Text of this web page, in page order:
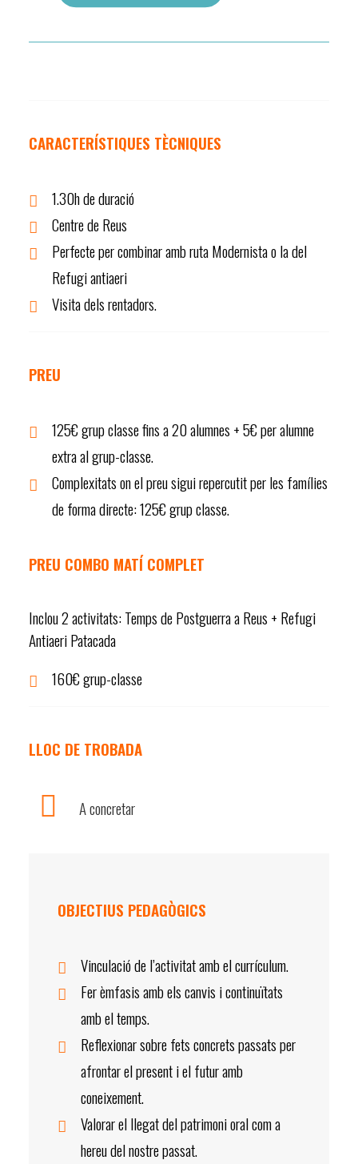
CARACTERÍSTIQUES TÈCNIQUES
1.30h de duració
Centre de Reus
Perfecte per combinar amb ruta Modernista o la del
Refugi antiaeri
Visita dels rentadors.
PREU
125€ grup classe fins a 20 alumnes + 5€ per alumne
extra al grup-classe.
Complexitats on el preu sigui repercutit per les famílies
de forma directe: 125€ grup classe.
PREU COMBO MATÍ COMPLET
Inclou 2 activitats: Temps de Postguerra a Reus + Refugi
Antiaeri Patacada
160€ grup-classe
LLOC DE TROBADA
A concretar
OBJECTIUS PEDAGÒGICS
Vinculació de l’activitat amb el currículum.
Fer èmfasis amb els canvis i continuïtats
amb el temps.
Reflexionar sobre fets concrets passats per
afrontar el present i el futur amb
coneixement.
Valorar el llegat del patrimoni oral com a
hereu del nostre passat.